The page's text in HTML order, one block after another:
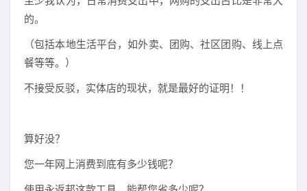
的。
（包括本地生活平台，如外卖、团购、社区团购、线上点
餐等等。）
不接受反驳，实体店的现状，就是最好的证明！！
算好没？
您一年网上消费到底有多少钱呢？